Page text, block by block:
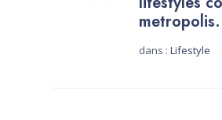
metropolis.
dans : Lifestyle